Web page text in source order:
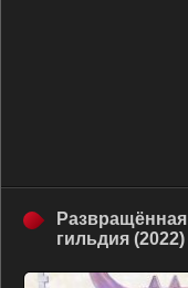
Развращённая
гильдия (2022)